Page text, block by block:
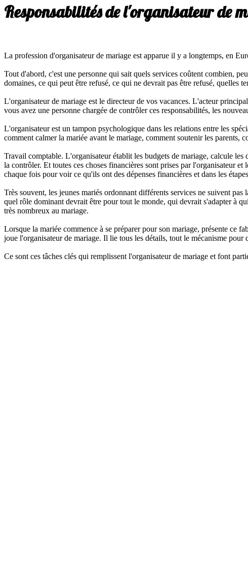
Responsabilités de l'organisateur de
La profession d'organisateur de mariage est apparue il y a longtemps, en
Tout d'abord, c'est une personne qui sait quels services coûtent combien,
domaines, ce qui peut être refusé, ce qui ne devrait pas être refusé, quelles
L'organisateur de mariage est le directeur de vos vacances. L'acteur
vous avez une personne chargée de contrôler ces responsabilités, les
L'organisateur est un tampon psychologique dans les relations entre les
comment calmer la mariée avant le mariage, comment soutenir les parents,
Travail comptable. L'organisateur établit les budgets de mariage, calcule
la contrôler. Et toutes ces choses financières sont prises par l'organisateur
chaque fois pour voir ce qu'ils ont des dépenses financières et dans les
Très souvent, les jeunes mariés ordonnant différents services ne suivent
quel rôle dominant devrait être pour tout le monde, qui devrait s'adapter à
très nombreux au mariage.
Lorsque la mariée commence à se préparer pour son mariage, présente ce
joue l'organisateur de mariage. Il lie tous les détails, tout le mécanisme
Ce sont ces tâches clés qui remplissent l'organisateur de mariage et font